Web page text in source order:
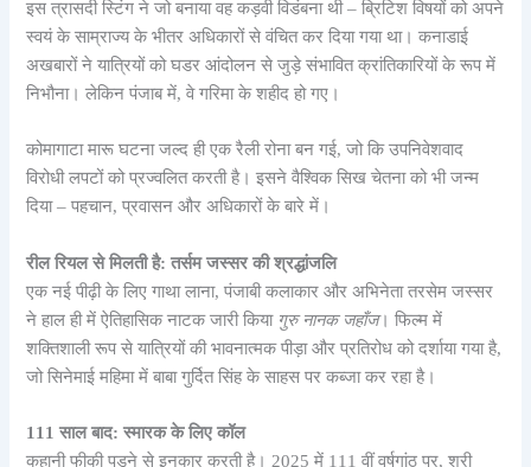
इस त्रासदी स्टिंग ने जो बनाया वह कड़वी विडंबना थी – ब्रिटिश विषयों को अपने
स्वयं के साम्राज्य के भीतर अधिकारों से वंचित कर दिया गया था। कनाडाई
अखबारों ने यात्रियों को घडर आंदोलन से जुड़े संभावित क्रांतिकारियों के रूप में
निभौना। लेकिन पंजाब में, वे गरिमा के शहीद हो गए।
कोमागाटा मारू घटना जल्द ही एक रैली रोना बन गई, जो कि उपनिवेशवाद
विरोधी लपटों को प्रज्वलित करती है। इसने वैश्विक सिख चेतना को भी जन्म
दिया – पहचान, प्रवासन और अधिकारों के बारे में।
रील रियल से मिलती है: तर्सम जस्सर की श्रद्धांजलि
एक नई पीढ़ी के लिए गाथा लाना, पंजाबी कलाकार और अभिनेता तरसेम जस्सर
ने हाल ही में ऐतिहासिक नाटक जारी किया गुरु नानक जहाँज। फिल्म में
शक्तिशाली रूप से यात्रियों की भावनात्मक पीड़ा और प्रतिरोध को दर्शाया गया है,
जो सिनेमाई महिमा में बाबा गुर्दित सिंह के साहस पर कब्जा कर रहा है।
111 साल बाद: स्मारक के लिए कॉल
कहानी फीकी पड़ने से इनकार करती है। 2025 में 111 वीं वर्षगांठ पर, श्री